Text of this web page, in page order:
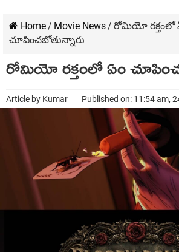
Home/ Movie News/ రోమియో రక్తంలో
చూపించబోతున్నారు
రోమియో రక్తంలో ఏం
Article by Kumar Published on: 11:54 am,